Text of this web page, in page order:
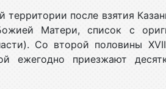
территории после взятия
Матери, список с
Со второй половины
ежегодно приезжают